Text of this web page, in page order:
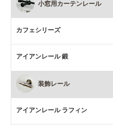
小窓用カーテンレール
カフェシリーズ
アイアンレール 鍛
装飾レール
アイアンレール ラフィン